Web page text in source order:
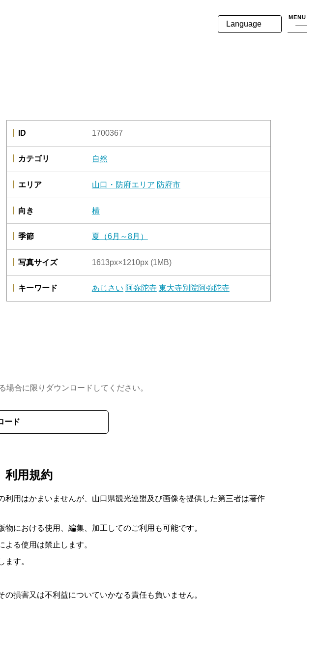
MENU
Language
ID 1700367
カテゴリ 自然
エリア 山口・防府エリア 防府市
向き 横
季節 夏（6月～8月）
写真サイズ 1613px×1210px (1MB)
キーワード あじさい 阿弥陀寺 東大寺別院阿弥陀寺
合に限りダウンロードしてください。
ード
用規約
用はかまいませんが、山口県観光連盟及び画像を提供した第三者は著作
における使用、編集、加工してのご利用も可能です。
る使用は禁止します。
す。
損害又は不利益についていかなる責任も負いません。